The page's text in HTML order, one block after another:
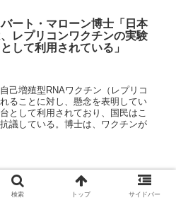
バート・マローン博士「日本
レプリコンワクチンの実験
して利用されている」
己増殖型RNAワクチン（レプリコ
ることに対し、懸念を表明してい
として利用されており、国民はこ
議している。博士は、ワクチンが
速報】韓国戒厳令の真相、尹
統領、逆転大勝利か
検索 トップ サイドバー